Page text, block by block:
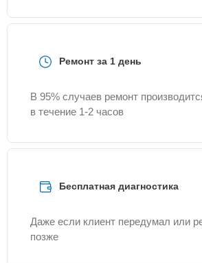
Ремонт за 1 день
В 95% случаев ремонт
в течение 1-2 часов
Бесплатная диагностика
Даже если клиент передумал или
позже